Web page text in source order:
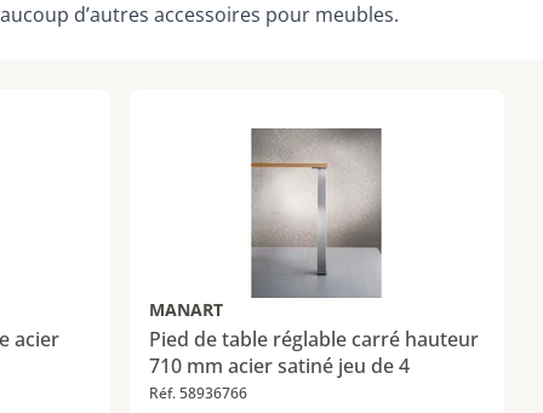
d’autres accessoires pour meubles.
acier
MANART
Pied de table réglable carré hauteur
710 mm acier satiné jeu de 4
Réf. 58936766